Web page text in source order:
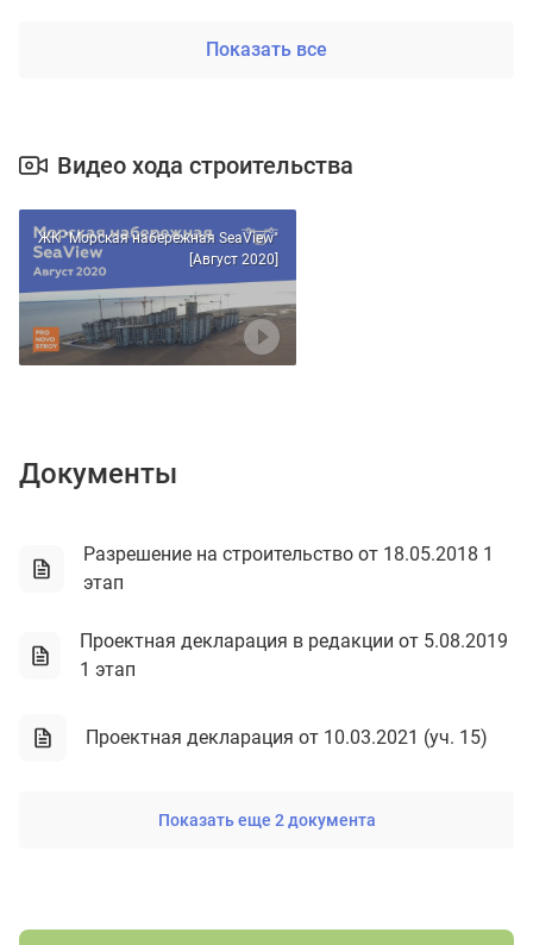
Показать все
Видео хода строительства
ЖК "Морская набережная SeaView"
[Август 2020]
Документы
Разрешение на строительство от 18.05.2018 1
этап
Проектная декларация в редакции от 5.08.2019
1 этап
Проектная декларация от 10.03.2021 (уч. 15)
Показать еще 2 документа